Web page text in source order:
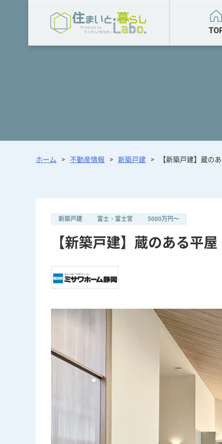
ホーム > 不動産情報 > 新築戸建 > 【新築戸建】蔵の
新築戸建 富士・富士宮 5000万円～
【新築戸建】蔵のある平